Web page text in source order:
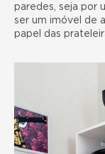
paredes, seja por
ser um imóvel de
papel das